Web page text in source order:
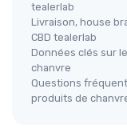
tealerlab
Livraison, house
CBD tealerlab
Données clés sur
chanvre
Questions
produits de